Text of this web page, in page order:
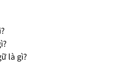
là gì?